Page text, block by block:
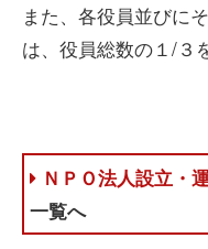
また、各役員並びに
は、役員総数の１/３
ＮＰＯ法人設立・
一覧へ